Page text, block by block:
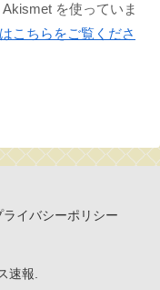
を使っていま
こちらをご覧くださ
ライバシーポリシー
速報.